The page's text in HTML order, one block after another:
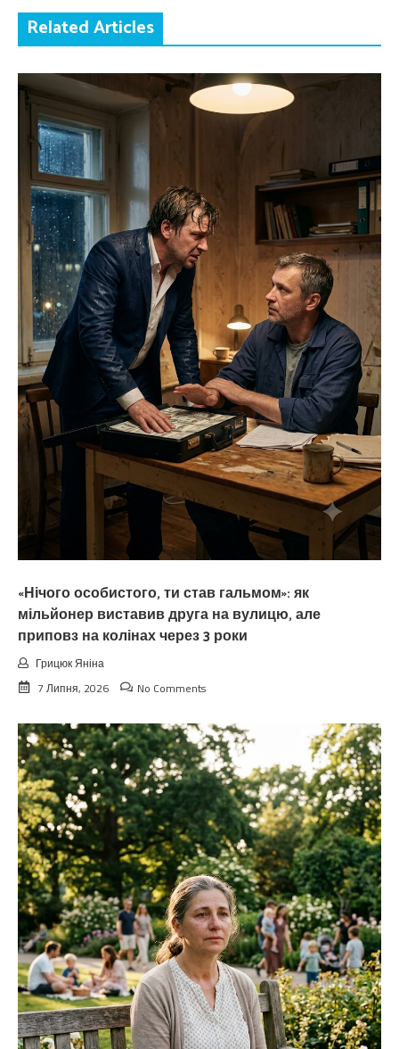
Related Articles
«Нічого особистого, ти став гальмом»: як
мільйонер виставив друга на вулицю, але
приповз на колінах через 3 роки
Грицюк Яніна
7 Липня, 2026
No Comments